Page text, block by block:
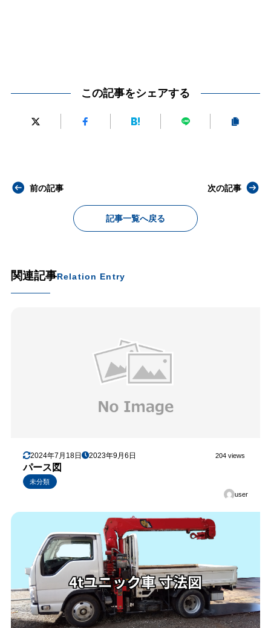
この記事をシェアする
前の記事
記事一覧へ戻る
次の記事
関連記事Relation Entry
2024年7月18日 2023年9月6日 204 views
パース図
未分類
user